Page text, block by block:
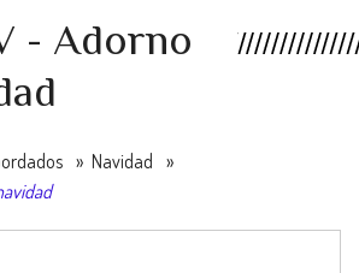
- Adorno
» Navidad
»